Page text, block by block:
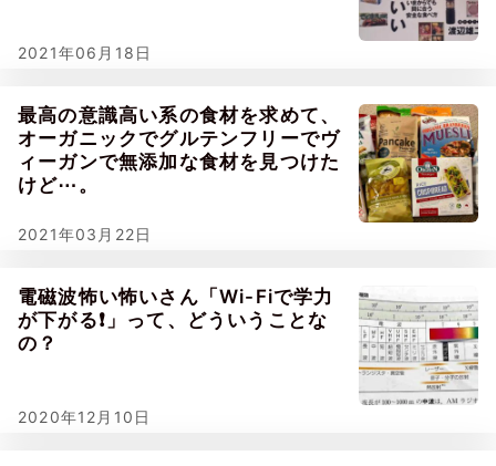
2021年06月18日
最高の意識高い系の食材を求めて、
オーガニックでグルテンフリーでヴ
ィーガンで無添加な食材を見つけた
けど⋯。
2021年03月22日
電磁波怖い怖いさん「Wi-Fiで学力
が下がる❗」って、どういうことな
の？
2020年12月10日